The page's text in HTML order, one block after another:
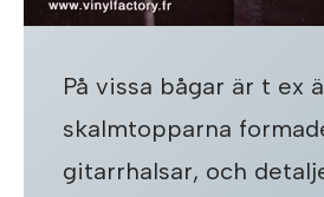
På vissa bågar är t ex
skalmtopparna
gitarrhalsar, och